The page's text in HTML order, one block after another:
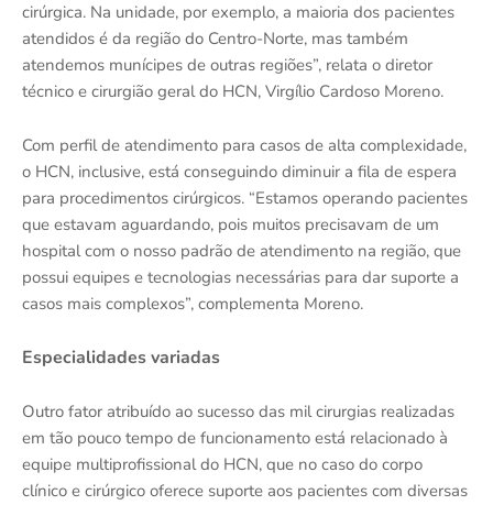
cirúrgica. Na unidade, por exemplo, a maioria dos pacientes
atendidos é da região do Centro-Norte, mas também
atendemos munícipes de outras regiões”, relata o diretor
técnico e cirurgião geral do HCN, Virgílio Cardoso Moreno.
Com perfil de atendimento para casos de alta complexidade,
o HCN, inclusive, está conseguindo diminuir a fila de espera
para procedimentos cirúrgicos. “Estamos operando pacientes
que estavam aguardando, pois muitos precisavam de um
hospital com o nosso padrão de atendimento na região, que
possui equipes e tecnologias necessárias para dar suporte a
casos mais complexos”, complementa Moreno.
Especialidades variadas
Outro fator atribuído ao sucesso das mil cirurgias realizadas
em tão pouco tempo de funcionamento está relacionado à
equipe multiprofissional do HCN, que no caso do corpo
clínico e cirúrgico oferece suporte aos pacientes com diversas